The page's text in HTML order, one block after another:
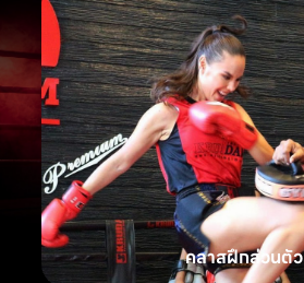
คลาสฝึกส่วนตัว